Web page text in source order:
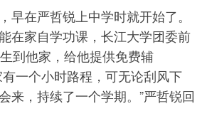
在严哲锐上中学时就开始了。
在家自学功课，长江大学团委前
到他家，给他提供免费辅
一个小时路程，可无论刮风下
来，持续了一个学期。”严哲锐回